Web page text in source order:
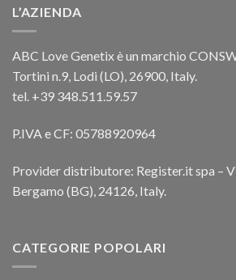
L’AZIENDA
ABC Love Genetix è un marchio
Tortini n.9, Lodi (LO), 26900, Italy.
tel. +39 348.511.59.57
P.IVA e CF: 05788920964
Provider distributore: Register.it spa –
Bergamo (BG), 24126, Italy.
CATEGORIE POPOLARI